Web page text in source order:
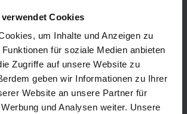
Cookies
um Inhalte und Anzeigen zu
für soziale Medien anbieten
Zugriffe auf unsere Website zu
geben wir Informationen zu Ihrer
Website an unsere Partner für
und Analysen weiter. Unsere